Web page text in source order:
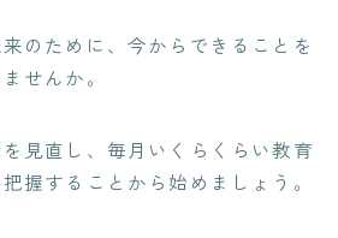
のために、今からできることを
せんか。
見直し、毎月いくらくらい教育
握することから始めましょう。